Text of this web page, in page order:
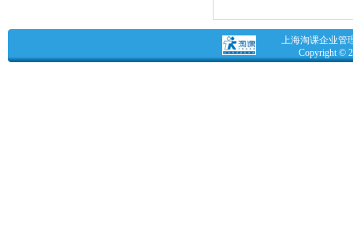
上海淘课企业管
Copyright ©